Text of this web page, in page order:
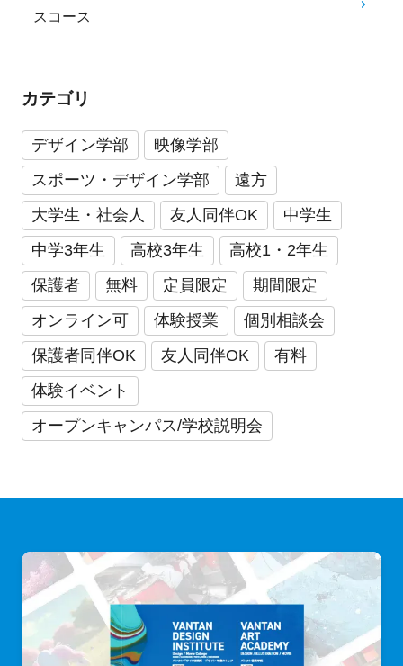
スコース
カテゴリ
デザイン学部
映像学部
スポーツ・デザイン学部
遠方
大学生・社会人
友人同伴OK
中学生
中学3年生
高校3年生
高校1・2年生
保護者
無料 定員限定
期間限定
オンライン可
体験授業
個別相談会
保護者同伴OK
友人同伴OK
有料
体験イベント
オープンキャンパス/学校説明会